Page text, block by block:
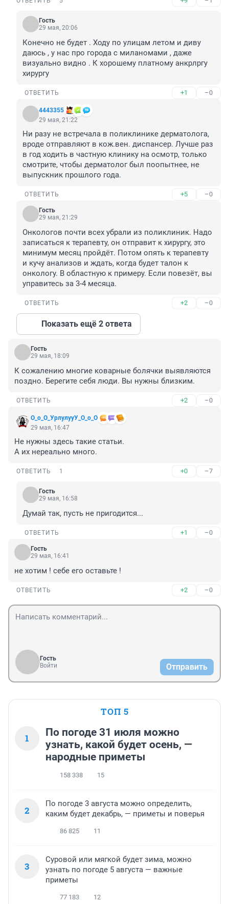
Гость
29 мая, 20:06
Конечно не будет . Ходу по улицам летом и диву
даюсь , у нас про города с миланомами , даже
визуально видно . К хорошему платному анкрлргу
хирургу
ОТВЕТИТЬ +1 –0
4443355
29 мая, 21:22
Ни разу не встречала в поликлинике дерматолога,
вроде отправляют в кож.вен. диспансер. Лучше раз
в год ходить в частную клинику на осмотр, только
смотрите, чтобы дерматолог был поопытнее, не
выпускник прошлого года.
ОТВЕТИТЬ +5 –0
Гость
29 мая, 21:29
Онкологов почти всех убрали из поликлиник. Надо
записаться к терапевту, он отправит к хирургу, это
минимум месяц пройдёт. Потом опять к терапевту
и кучу анализов и ждать, когда будет талон к
онкологу. В областную к примеру. Если повезёт, вы
управитесь за 3-4 месяца.
ОТВЕТИТЬ +2 –0
Показать ещё 2 ответа
Гость
29 мая, 18:09
К сожалению многие коварные болячки выявляются
поздно. Берегите себя люди. Вы нужны близким.
ОТВЕТИТЬ +2 –0
О_о_О_УрлулууУ_О_о_О
29 мая, 16:47
Не нужны здесь такие статьи.
А их нереально много.
ОТВЕТИТЬ 1 +0 –7
Гость
29 мая, 16:58
Думай так, пусть не пригодится...
ОТВЕТИТЬ +1 –0
Гость
29 мая, 16:41
не хотим ! себе его оставьте !
ОТВЕТИТЬ +2 –0
Гость
Войти
Отправить
ТОП 5
1
По погоде 31 июля можно
узнать, какой будет осень, —
народные приметы
158 338 15
2
По погоде 3 августа можно определить,
каким будет декабрь, — приметы и поверья
86 825 11
3
Суровой или мягкой будет зима, можно
узнать по погоде 5 августа — важные
приметы
77 183 12